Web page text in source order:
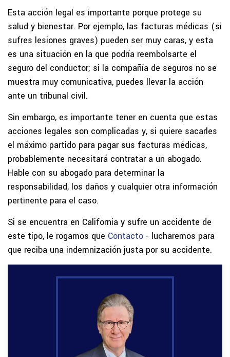
Esta acción legal es importante porque protege su
salud y bienestar. Por ejemplo, las facturas médicas (si
sufres lesiones graves) pueden ser muy caras, y esta
es una situación en la que podría reembolsarte el
seguro del conductor; si la compañía de seguros no se
muestra muy comunicativa, puedes llevar la acción
ante un tribunal civil.
Sin embargo, es importante tener en cuenta que estas
acciones legales son complicadas y, si quiere sacarles
el máximo partido para pagar sus facturas médicas,
probablemente necesitará contratar a un abogado.
Hable con su abogado para determinar la
responsabilidad, los daños y cualquier otra información
pertinente para el caso.
Si se encuentra en California y sufre un accidente de
este tipo, le rogamos que Contacto - lucharemos para
que reciba una indemnización justa por su accidente.